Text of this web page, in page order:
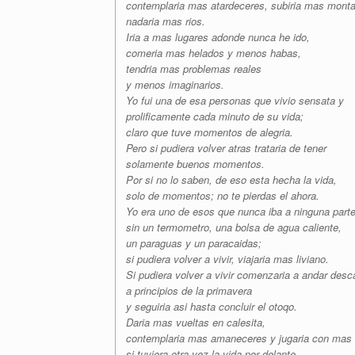
contemplaria mas atardeceres, subiria mas
nadaria mas rios.
Iria a mas lugares adonde nunca he ido,
comeria mas helados y menos habas,
tendria mas problemas reales
y menos imaginarios.
Yo fui una de esa personas que vivio sensata y
prolificamente cada minuto de su vida;
claro que tuve momentos de alegria.
Pero si pudiera volver atras trataria de tener
solamente buenos momentos.
Por si no lo saben, de eso esta hecha la vida,
solo de momentos; no te pierdas el ahora.
Yo era uno de esos que nunca iba a ninguna parte
sin un termometro, una bolsa de agua caliente,
un paraguas y un paracaidas;
si pudiera volver a vivir, viajaria mas liviano.
Si pudiera volver a vivir comenzaria a andar
a principios de la primavera
y seguiria asi hasta concluir el otoqo.
Daria mas vueltas en calesita,
contemplaria mas amaneceres y jugaria con mas